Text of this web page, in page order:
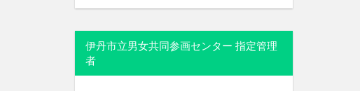
伊丹市立男女共同参画センター 指定管理
者